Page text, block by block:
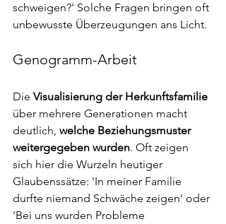
schweigen?' Solche Fragen bringen oft
unbewusste Überzeugungen ans Licht.
Genogramm-Arbeit
Die Visualisierung der Herkunftsfamilie
über mehrere Generationen macht
deutlich, welche Beziehungsmuster
weitergegeben wurden. Oft zeigen
sich hier die Wurzeln heutiger
Glaubenssätze: 'In meiner Familie
durfte niemand Schwäche zeigen' oder
'Bei uns wurden Probleme